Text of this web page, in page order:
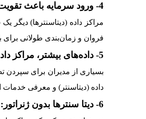
4- ورود سرمایه باعث تقویت بازار دیتاسنتر می‌شود.
مراکز داده (دیتاسنترها) دیگر
فروان و زمان‌بندی طولانی
5- داده‌های بیشتر، مراکز داده خودکارتر
بسیاری از مدیران برای سپردن
داده (دیتاسنتر) و معرفی
6- دیتا سنترها بدون ژنراتور: نمونه‌های آزمایشگاهی بیشتر، به‌کارگیری بیشتر